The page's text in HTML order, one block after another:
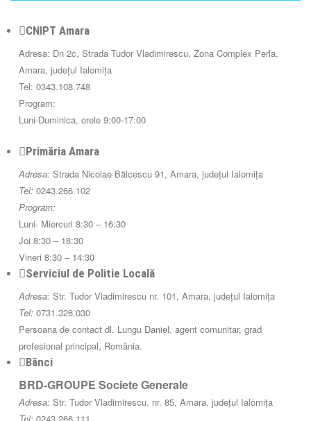
CNIPT Amara
Adresa: Dn 2c, Strada Tudor Vladimirescu, Zona Complex Perla,
Amara, județul Ialomița
Tel: 0343.108.748
Program:
Luni-Duminica, orele 9:00-17:00
Primăria Amara
Adresa: Strada Nicolae Bălcescu 91, Amara, județul Ialomița
Tel: 0243.266.102
Program:
Luni- Miercuri 8:30 – 16:30
Joi 8:30 – 18:30
Vineri 8:30 – 14:30
Serviciul de Politie Locală
Adresa: Str. Tudor Vladimirescu nr. 101, Amara, județul Ialomița
Tel: 0731.326.030
Persoana de contact dl. Lungu Daniel, agent comunitar, grad
profesional principal, România.
Bănci
BRD-GROUPE Societe Generale
Adresa: Str. Tudor Vladimirescu, nr. 85, Amara, județul Ialomița